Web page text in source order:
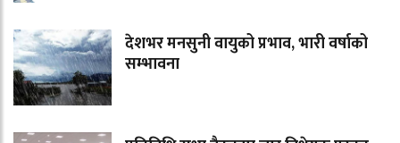
देशभर मनसुनी वायुको प्रभाव, भारी वर्षाको
सम्भावना